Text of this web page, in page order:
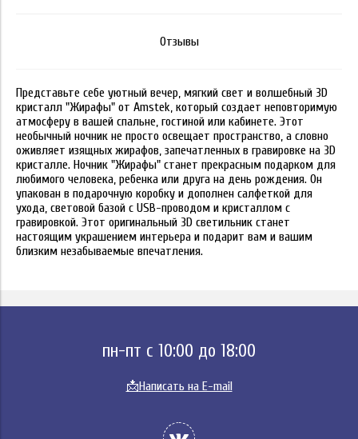
Отзывы
Представьте себе уютный вечер, мягкий свет и волшебный 3D
кристалл "Жирафы" от Amstek, который создает неповторимую
атмосферу в вашей спальне, гостиной или кабинете. Этот
необычный ночник не просто освещает пространство, а словно
оживляет изящных жирафов, запечатленных в гравировке на 3D
кристалле. Ночник "Жирафы" станет прекрасным подарком для
любимого человека, ребенка или друга на день рождения. Он
упакован в подарочную коробку и дополнен салфеткой для
ухода, световой базой с USB-проводом и кристаллом с
гравировкой. Этот оригинальный 3D светильник станет
настоящим украшением интерьера и подарит вам и вашим
близким незабываемые впечатления.
пн-пт с 10:00 до 18:00
📩Написать на E-mail